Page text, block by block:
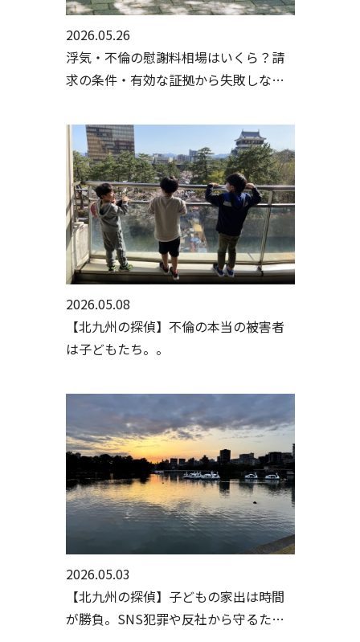
2026.05.26
浮気・不倫の慰謝料相場はいくら？請
求の条件・有効な証拠から失敗しない
2026.05.08
【北九州の探偵】不倫の本当の被害者
は子どもたち。。
2026.05.03
【北九州の探偵】子どもの家出は時間
が勝負。SNS犯罪や反社から守るため